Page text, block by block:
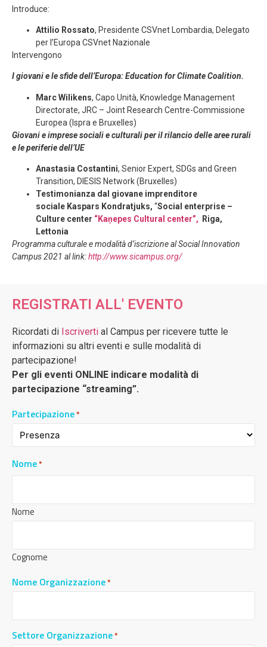
Introduce:
Attilio Rossato, Presidente CSVnet Lombardia, Delegato
per l’Europa CSVnet Nazionale
Intervengono
I giovani e le sfide dell’Europa: Education for Climate Coalition.
Marc Wilikens, Capo Unità, Knowledge Management
Directorate, JRC – Joint Research Centre-Commissione
Europea (Ispra e Bruxelles)
Giovani e imprese sociali e culturali per il rilancio delle aree rurali
e le periferie dell’UE
Anastasia Costantini, Senior Expert, SDGs and Green
Transition, DIESIS Network (Bruxelles)
Testimonianza dal giovane imprenditore
sociale Kaspars Kondratjuks, “Social enterprise –
Culture center “Kaņepes Cultural center”,
Riga,
Lettonia
Programma culturale e modalità d’iscrizione al Social Innovation
Campus 2021 al link:http://www.sicampus.org/
REGISTRATI ALL' EVENTO
Ricordati di Iscriverti al Campus per ricevere tutte le
informazioni su altri eventi e sulle modalità di
partecipazione!
Per gli eventi ONLINE indicare modalità di
partecipazione “streaming”.
Partecipazione*
Nome*
Nome
Cognome
Nome Organizzazione*
Settore Organizzazione*